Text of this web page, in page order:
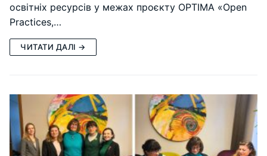
освітніх ресурсів у межах проєкту OPTIMA «Open
Practices,…
ЧИТАТИ ДАЛІ →